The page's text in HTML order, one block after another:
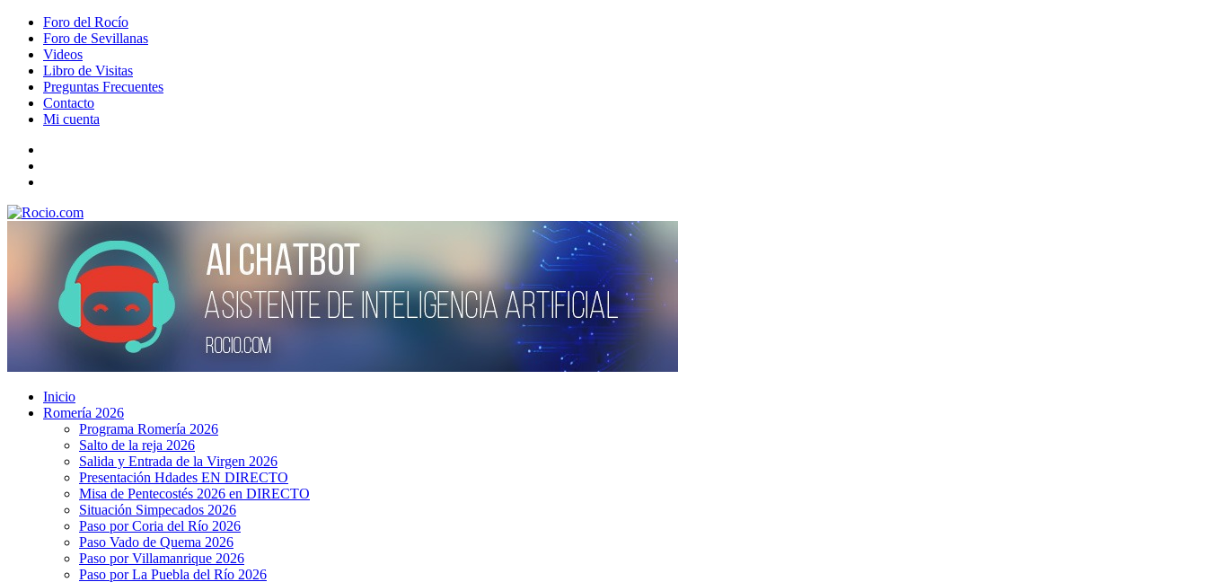
Foro del Rocío
Foro de Sevillanas
Videos
Libro de Visitas
Preguntas Frecuentes
Contacto
Mi cuenta
Inicio
Romería 2026
Programa Romería 2026
Salto de la reja 2026
Salida y Entrada de la Virgen 2026
Presentación Hdades EN DIRECTO
Misa de Pentecostés 2026 en DIRECTO
Situación Simpecados 2026
Paso por Coria del Río 2026
Paso Vado de Quema 2026
Paso por Villamanrique 2026
Paso por La Puebla del Río 2026